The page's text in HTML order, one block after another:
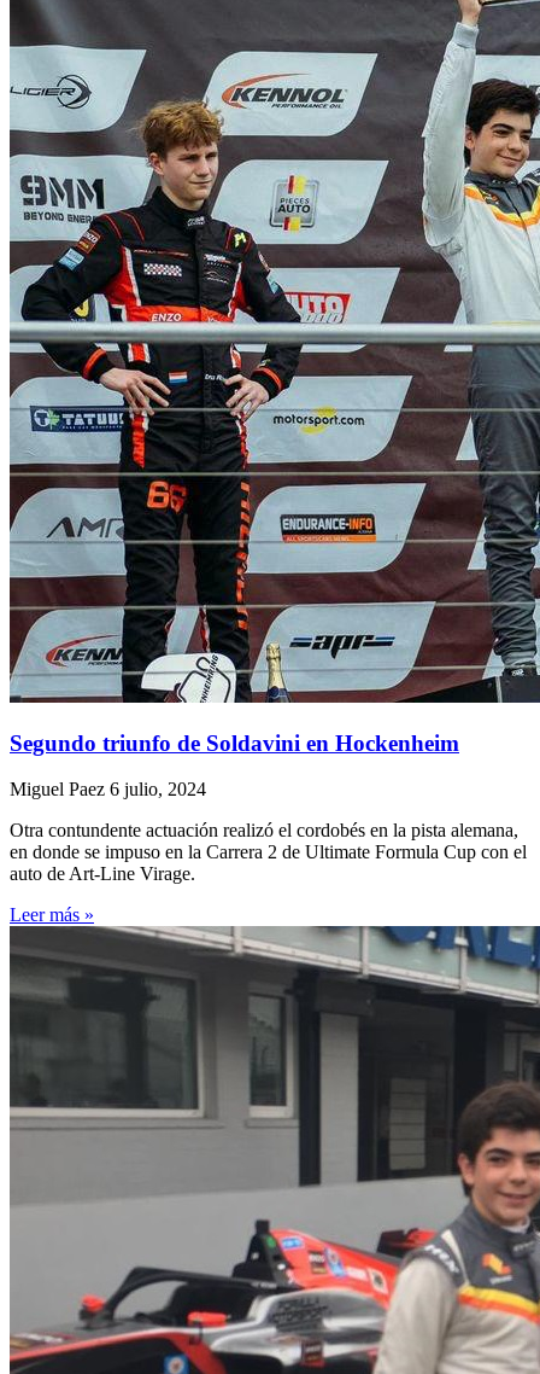
Segundo triunfo de Soldavini en Hockenheim
Miguel Paez 6 julio, 2024
Otra contundente actuación realizó el cordobés en la pista alemana,
en donde se impuso en la Carrera 2 de Ultimate Formula Cup con el
auto de Art-Line Virage.
Leer más »